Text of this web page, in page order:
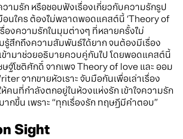
ามรัก หรือชอบฟังเรื่องเกี่ยวกับความรักรูป
อนใคร ต้องไม่พลาดพอดแคสต์นี้ ‘Theory of
องความรักในมุมต่างๆ ที่หลายครั้งไม่
สึกถึงความสัมพันธ์ได้ยาก จนต้องมีเรื่อง
ข้ามาช่วยอธิบายควบคู่กันไป โดยพอดแคสต์นี้
ษฐ์โชติศักดิ์ จากเพจ Theory of love และ ออม
จากขายหัวเราะ จับมือกันเพื่อเล่าเรื่อง
คนที่กำลังตกอยู่ในห้วงแห่งรัก เข้าใจความรัก
ากขึ้น เพราะ “ทุกเรื่องรัก ทฤษฎีมีคำตอบ”
Sight